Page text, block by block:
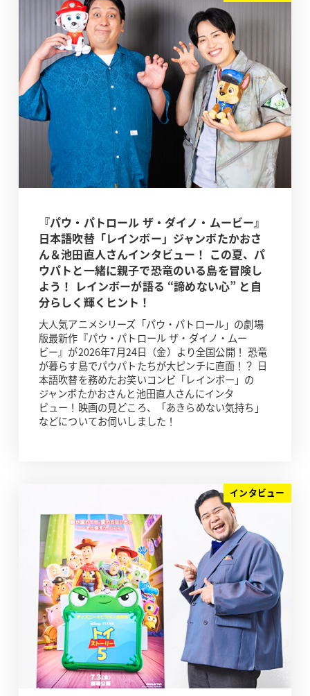
『パウ・パトロール ザ・ダイノ・ムービー』
日本語吹替「レインボー」ジャンボたかおさ
ん＆池田直人さんインタビュー！ この夏、パ
ウパトと一緒に親子で恐竜のいる島を冒険し
よう！ レインボーが語る “諦めない心” と自
分らしく輝くヒント！
大人気アニメシリーズ「パウ・パトロール」の劇場
版最新作『パウ・パトロール ザ・ダイノ・ムー
ビー』が2026年7月24日（金）より全国公開！ 恐竜
が暮らす島でパウパトたちが大ピンチに直面！？ 日
本語吹替を務めたお笑いコンビ「レインボー」の
ジャンボたかおさんと池田直人さんにインタ
ビュー！映画の見どころ、「あきらめない気持ち」
などについてお伺いしました！
インタビュー